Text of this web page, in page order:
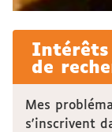
Intérêts
de
Mes
s'inscrivent